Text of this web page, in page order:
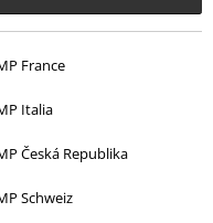
France
Italia
Česká Republika
Schweiz